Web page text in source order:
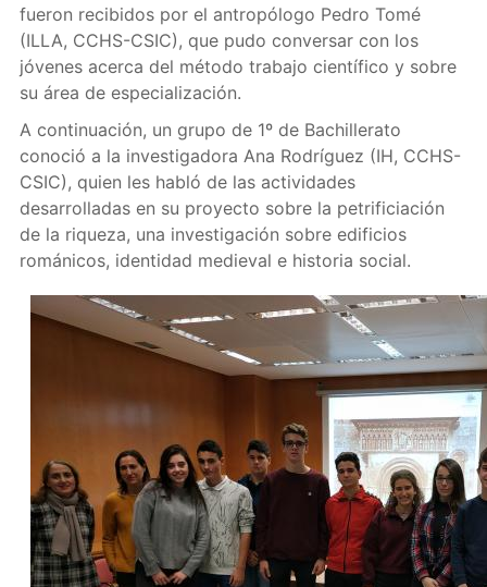
fueron recibidos por el antropólogo Pedro Tomé
(ILLA, CCHS-CSIC), que pudo conversar con los
jóvenes acerca del método trabajo científico y sobre
su área de especialización.
A continuación, un grupo de 1º de Bachillerato
conoció a la investigadora Ana Rodríguez (IH, CCHS-
CSIC), quien les habló de las actividades
desarrolladas en su proyecto sobre la petrificiación
de la riqueza, una investigación sobre edificios
románicos, identidad medieval e historia social.